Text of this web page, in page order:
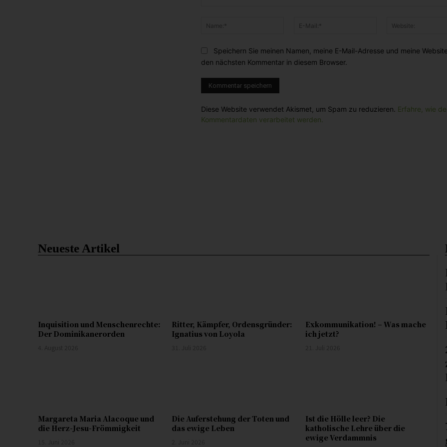
Speichern Sie meinen Namen, meine E-Mail-Adresse und meine
den nächsten Kommentar in diesem Browser.
Diese Website verwendet Akismet, um Spam zu reduzieren. Erfahre, wie
Kommentardaten verarbeitet werden.
Neueste Artikel
Inquisition und Menschenrechte:
Der Dominikanerorden
Ritter, Kämpfer, Ordensgründer:
Ignatius von Loyola
Exkommunikation! – Was mache
ich jetzt?
Margareta Maria Alacoque und
die Herz-Jesu-Frömmigkeit
Die Auferstehung der Toten und
das ewige Leben
Ist die Hölle leer? Die
katholische Lehre über die
ewige Verdammnis